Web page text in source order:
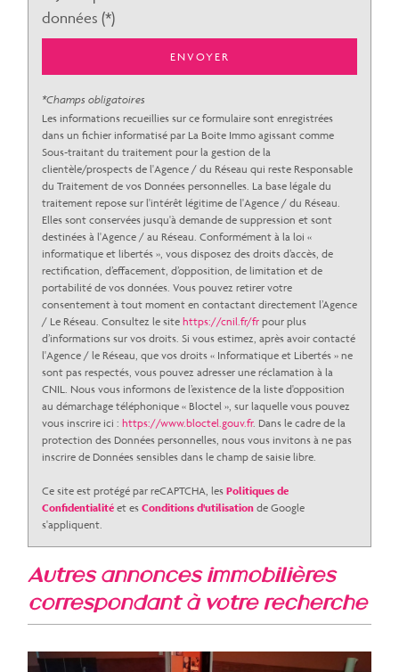
Nombre d'habitants
Propriétaires (vs. locataires)
Taxe foncière
23,59 %
Habitants de moins de 25 ans
21,97 %
Habitants de 25 à 55 ans
32,62 %
Habitants de plus de 55 ans
45,41 %
Nombre d'enfants par famille
Familles sans enfant
68,03 %
Familles avec 1 ou 2 enfants
Maisons
57,64 %
Appartements
42,36 %
Familles avec 3 enfants
5,22 %
données (*)
ENVOYER
*Champs obligatoires
Les informations recueillies sur ce formulaire sont enregistrées
dans un fichier informatisé par La Boite Immo agissant comme
Sous-traitant du traitement pour la gestion de la
clientèle/prospects de l'Agence / du Réseau qui reste Responsable
du Traitement de vos Données personnelles. La base légale du
traitement repose sur l'intérêt légitime de l'Agence / du Réseau.
Elles sont conservées jusqu'à demande de suppression et sont
destinées à l'Agence / au Réseau. Conformément à la loi «
informatique et libertés », vous disposez des droits d’accès, de
rectification, d’effacement, d’opposition, de limitation et de
portabilité de vos données. Vous pouvez retirer votre
consentement à tout moment en contactant directement l’Agence
/ Le Réseau. Consultez le site https://cnil.fr/fr pour plus
d’informations sur vos droits. Si vous estimez, après avoir contacté
l'Agence / le Réseau, que vos droits « Informatique et Libertés » ne
sont pas respectés, vous pouvez adresser une réclamation à la
CNIL. Nous vous informons de l’existence de la liste d'opposition
au démarchage téléphonique « Bloctel », sur laquelle vous pouvez
vous inscrire ici : https://www.bloctel.gouv.fr. Dans le cadre de la
protection des Données personnelles, nous vous invitons à ne pas
inscrire de Données sensibles dans le champ de saisie libre.
Ce site est protégé par reCAPTCHA, les Politiques de
Confidentialité et es Conditions d'utilisation de Google
s'appliquent.
autres annonces immobilières
correspondant à votre recherche